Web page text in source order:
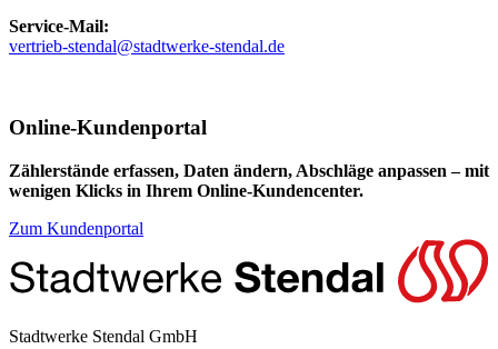
Service-Mail:
vertrieb-stendal@stadtwerke-stendal.de
Online-Kundenportal
Zählerstände erfassen, Daten ändern, Abschläge anpassen – mit
wenigen Klicks in Ihrem Online-Kundencenter.
Zum Kundenportal
Stadtwerke Stendal GmbH